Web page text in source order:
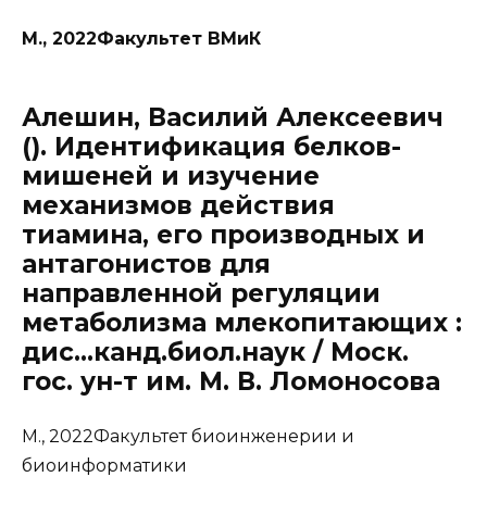
М., 2022Факультет ВМиК
Алешин, Василий Алексеевич
(). Идентификация белков-
мишеней и изучение
механизмов действия
тиамина, его производных и
антагонистов для
направленной регуляции
метаболизма млекопитающих :
дис…канд.биол.наук / Моск.
гос. ун-т им. М. В. Ломоносова
М., 2022Факультет биоинженерии и
биоинформатики